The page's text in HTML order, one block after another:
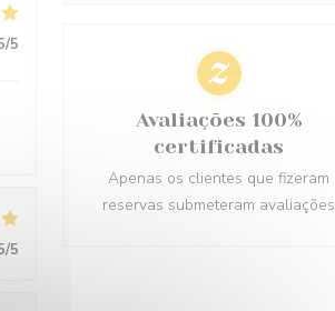
/5
/5
Avaliações 100%
certificadas
Apenas os clientes que fizeram
reservas submeteram avaliações